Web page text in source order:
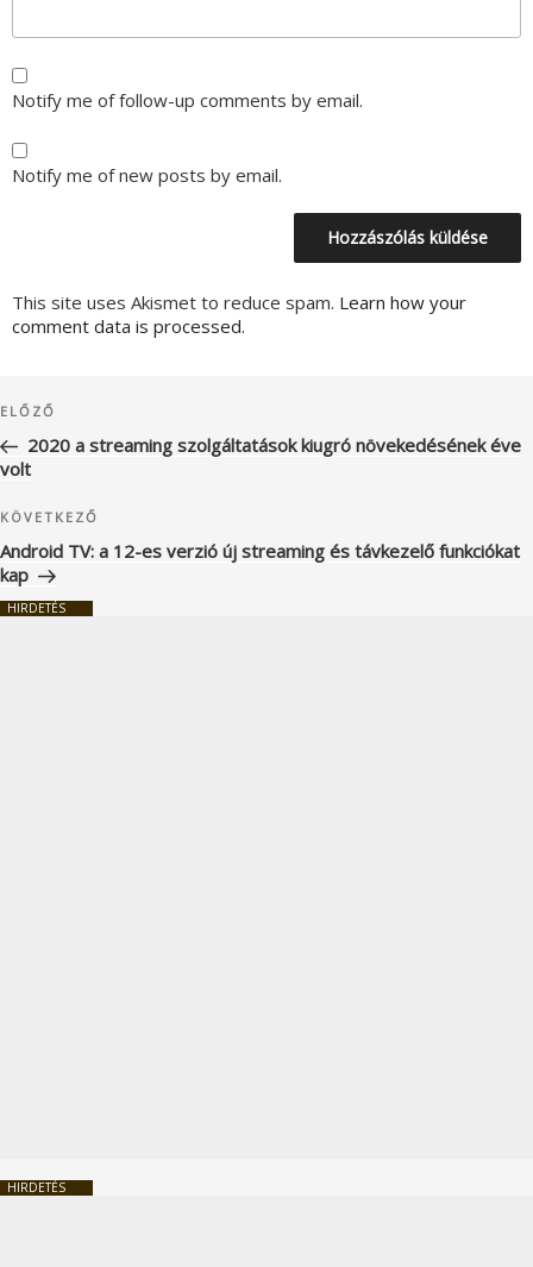
Notify me of follow-up comments by email.
Notify me of new posts by email.
This site uses Akismet to reduce spam. Learn how your
comment data is processed.
navigáció
Korábbi
bejegyzés
ELŐZŐ
2020 a streaming szolgáltatások kiugró növekedésének éve
volt
Következő
bejegyzés
KÖVETKEZŐ
Android TV: a 12-es verzió új streaming és távkezelő funkciókat
kap
HIRDETÉS
HIRDETÉS